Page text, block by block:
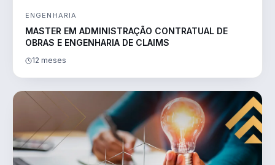
ENGENHARIA
MASTER EM ADMINISTRAÇÃO CONTRATUAL DE
OBRAS E ENGENHARIA DE CLAIMS
12 meses